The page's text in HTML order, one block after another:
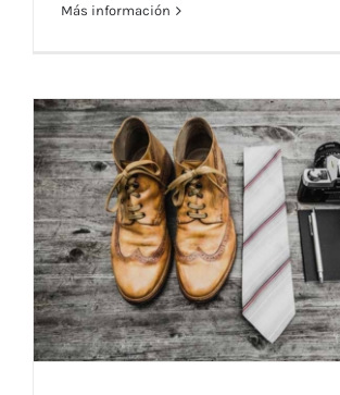
Más información